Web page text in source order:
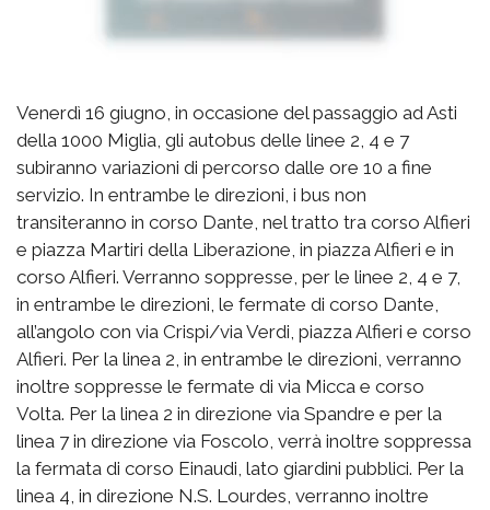
Venerdì 16 giugno, in occasione del passaggio ad Asti
della 1000 Miglia, gli autobus delle linee 2, 4 e 7
subiranno variazioni di percorso dalle ore 10 a fine
servizio. In entrambe le direzioni, i bus non
transiteranno in corso Dante, nel tratto tra corso Alfieri
e piazza Martiri della Liberazione, in piazza Alfieri e in
corso Alfieri. Verranno soppresse, per le linee 2, 4 e 7,
in entrambe le direzioni, le fermate di corso Dante,
all’angolo con via Crispi/via Verdi, piazza Alfieri e corso
Alfieri. Per la linea 2, in entrambe le direzioni, verranno
inoltre soppresse le fermate di via Micca e corso
Volta. Per la linea 2 in direzione via Spandre e per la
linea 7 in direzione via Foscolo, verrà inoltre soppressa
la fermata di corso Einaudi, lato giardini pubblici. Per la
linea 4, in direzione N.S. Lourdes, verranno inoltre